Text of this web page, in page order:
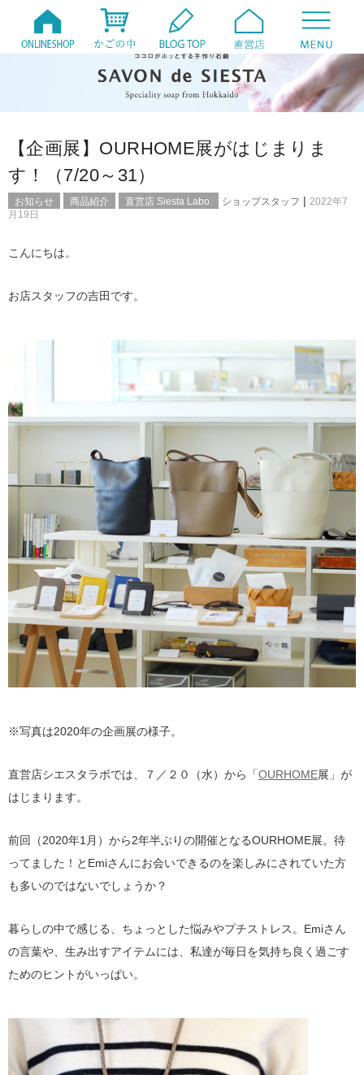
【企画展】OURHOME展がはじまりま
す！（7/20～31）
お知らせ 商品紹介 直営店 Siesta Labo. ショップスタッフ | 2022年7
月19日
こんにちは。
お店スタッフの吉田です。
※写真は2020年の企画展の様子。
直営店シエスタラボでは、７／２０（水）から「OURHOME展」が
はじまります。
前回（2020年1月）から2年半ぶりの開催となるOURHOME展。待
ってました！とEmiさんにお会いできるのを楽しみにされていた方
も多いのではないでしょうか？
暮らしの中で感じる、ちょっとした悩みやプチストレス。Emiさん
の言葉や、生み出すアイテムには、私達が毎日を気持ち良く過ごす
ためのヒントがいっぱい。